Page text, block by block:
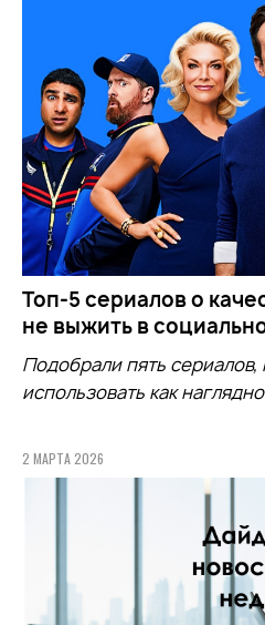
Топ-5 сериалов о
не выжить в
Подобрали пять
использовать как
2 МАРТА 2026